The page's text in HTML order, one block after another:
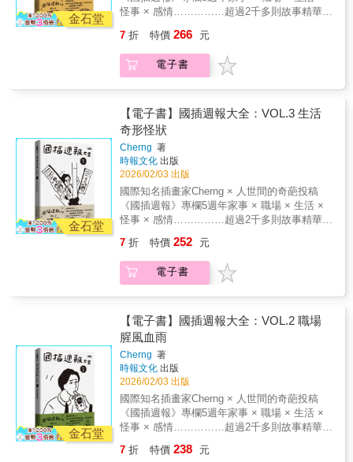
直接絕交的爛禮物。看完真的會覺得，不僅職
能讓你想脫離塵俗直接出家。這本書無法幫你
擋煞。但可能可以在你被氣到想攻擊對方前，
看到這本書發現「原來這世上怪人還很多啊」
而停止做出犯罪行為。
5大爆笑主題，本本都精采絕倫：1 「奇葩家庭
百態」2 「職場腥風血雨」3 「生活奇形怪狀」
4 「人間荒唐怪事」5 「血淚交織情感」（附
畫圖文，除了見證Cherng這些年嘔心瀝血、畫
到發瘋的創作心路，是他與人世間的奇葩投稿
所締結的一段良緣火花，也是屬於你與我之間
服用（？本書為《國插週報大全》第5冊：「血
淚交織情感」（附 說錯話特輯）～◢◢◢
VOL.5 血淚交織情感（附 說錯話特輯）戀愛與
煉獄只有一線之隔……………小心不要變成題
材，世人取笑的對象。（人們為了談戀愛所做
的蠢事，精彩到想出一本書--已經出了。）這本
網羅了各式情路的峰迴路轉。有驚世駭俗的媽
寶行徑、來自地獄的奇葩前任、交友軟體上的
刻。這本書無法教你談戀愛，只求你看看這些
血淋淋的例子，小心不要變成題材，世人取笑
的對象。另外，本集還特別收錄《國插週報》
經典單元「說錯話特輯」，不用多說，請好好
享受。
金石堂
怪事 × 感情……………超過2千多則故事精華集
「人間荒唐怪事」～■ 家事 × 職場 × 生活 × 怪
事 × 感情 奇聞怪事代表作有句話這樣說：「週
日看國師週一看國插」。《國插週報》自2020
式」。各種荒誕的、爆笑的、詭異的讀者投稿
故事，經由作者Cherng aka國插手中畫筆的巧
妙轉化下，變身成一齣齣讓人看著看著就笑了
的「人間怪奇圖文集錦」，更是我們每個人和
國插一起完成的荒謬史。《國插週報大全》是
《國插週報》專欄5年以來的精華集結，從超過
2千多則故事投稿之中，精選出5大爆笑主題，
本本都精采絕倫：1 「奇葩家庭百態」2 「職場
腥風血雨」3 「生活奇形怪狀」4 「人間荒唐怪
事」5 「血淚交織情感」（附 說錯話特輯）全
證Cherng這些年嘔心瀝血、畫到發瘋的創作心
路，是他與人世間的奇葩投稿所締結的一段良
緣火花，也是屬於你與我之間的共同記憶，非
《國插週報大全》第4冊：「人間荒唐怪事」～
◢◢◢ VOL.4 人間荒唐怪事原來這世間怪人這
麼多啊……………希望大家停止做出犯罪行為
～（只要你還活在這個人世間，就注定要跟各
種奇形怪狀的人類交手。）這本紀錄了人與人
的各種災情。從令人髮指的房東與室友、出國
旅行才看清真面目的雷旅伴，到那些收到會想
直接絕交的爛禮物。看完真的會覺得，不僅職
能讓你想脫離塵俗直接出家。這本書無法幫你
7 折 特價 266 元
電子書
金石堂
【電子書】國插週報大全：VOL.3 生活
奇形怪狀
Cherng 著
時報文化 出版
2026/02/03 出版
國際知名插畫家Cherng × 人世間的奇葩投稿
《國插週報》專欄5週年家事 × 職場 × 生活 ×
怪事 × 感情……………超過2千多則故事精華集
「生活奇形怪狀」～■ 家事 × 職場 × 生活 × 怪
事 × 感情 奇聞怪事代表作有句話這樣說：「週
日看國師週一看國插」。《國插週報》自2020
式」。各種荒誕的、爆笑的、詭異的讀者投稿
故事，經由作者Cherng aka國插手中畫筆的巧
妙轉化下，變身成一齣齣讓人看著看著就笑了
的「人間怪奇圖文集錦」，更是我們每個人和
國插一起完成的荒謬史。《國插週報大全》是
《國插週報》專欄5年以來的精華集結，從超過
2千多則故事投稿之中，精選出5大爆笑主題，
本本都精采絕倫：1 「奇葩家庭百態」2 「職場
腥風血雨」3 「生活奇形怪狀」4 「人間荒唐怪
事」5 「血淚交織情感」（附 說錯話特輯）全
7 折 特價 252 元
電子書
金石堂
【電子書】國插週報大全：VOL.2 職場
腥風血雨
Cherng 著
時報文化 出版
2026/02/03 出版
國際知名插畫家Cherng × 人世間的奇葩投稿
《國插週報》專欄5週年家事 × 職場 × 生活 ×
怪事 × 感情……………超過2千多則故事精華集
「職場腥風血雨」～■ 家事 × 職場 × 生活 × 怪
7 折 特價 238 元